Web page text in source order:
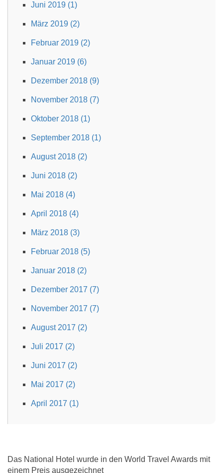
Juni 2019 (1)
März 2019 (2)
Februar 2019 (2)
Januar 2019 (6)
Dezember 2018 (9)
November 2018 (7)
Oktober 2018 (1)
September 2018 (1)
August 2018 (2)
Juni 2018 (2)
Mai 2018 (4)
April 2018 (4)
März 2018 (3)
Februar 2018 (5)
Januar 2018 (2)
Dezember 2017 (7)
November 2017 (7)
August 2017 (2)
Juli 2017 (2)
Juni 2017 (2)
Mai 2017 (2)
April 2017 (1)
Das National Hotel wurde in den World Travel Awards mit
einem Preis ausgezeichnet